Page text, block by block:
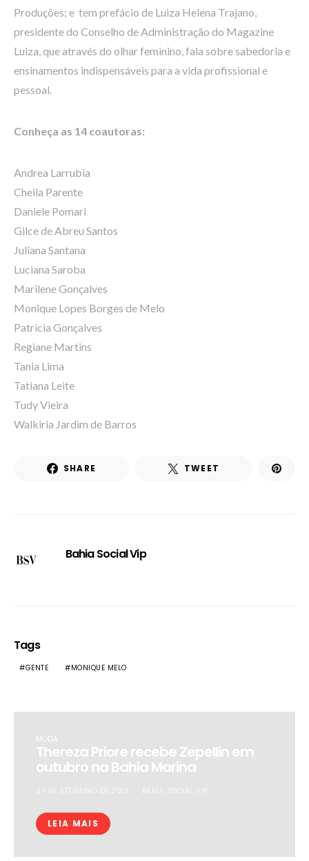
Produções; e tem prefácio de Luiza Helena Trajano,
presidente do Conselho de Administração do Magazine
Luiza, que através do olhar feminino, fala sobre sabedoria e
ensinamentos indispensáveis para a vida profissional e
pessoal.
Conheça as 14 coautoras:
Andrea Larrubia
Cheila Parente
Daniele Pomari
Gilce de Abreu Santos
Juliana Santana
Luciana Saroba
Marilene Gonçalves
Monique Lopes Borges de Melo
Patrícia Gonçalves
Regiane Martins
Tania Lima
Tatiana Leite
Tudy Vieira
Walkiria Jardim de Barros
SHARE TWEET
Bahia Social Vip
Tags
GENTE MONIQUE MELO
MODA
Thereza Priore recebe Zepellin em
outubro na Bahia Marina
LEIA MAIS